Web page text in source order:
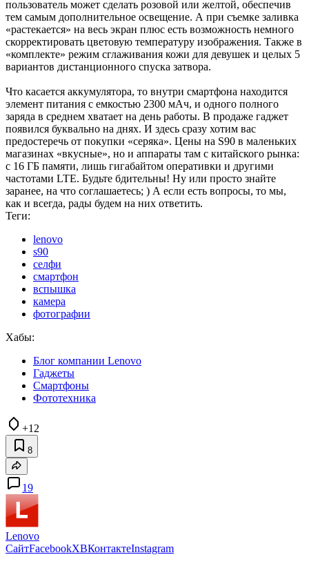
пользователь может сделать розовой или желтой, обеспечив
тем самым дополнительное освещение. А при съемке заливка
«растекается» на весь экран плюс есть возможность немного
скорректировать цветовую температуру изображения. Также в
«комплекте» режим сглаживания кожи для девушек и целых 5
вариантов дистанционного спуска затвора.
Что касается аккумулятора, то внутри смартфона находится
элемент питания с емкостью 2300 мАч, и одного полного
заряда в среднем хватает на день работы. В продаже гаджет
появился буквально на днях. И здесь сразу хотим вас
предостеречь от покупки «серяка». Цены на S90 в маленьких
магазинах «вкусные», но и аппараты там с китайского рынка:
с 16 ГБ памяти, лишь гигабайтом оперативки и другими
частотами LTE. Будьте бдительны! Ну или просто знайте
заранее, на что соглашаетесь; ) А если есть вопросы, то мы,
как и всегда, рады будем на них ответить.
Теги:
lenovo
s90
селфи
смартфон
вспышка
камера
фотографии
Хабы:
Блог компании Lenovo
Гаджеты
Смартфоны
Фототехника
+12
8
19
Lenovo
СайтFacebookXВКонтактеInstagram